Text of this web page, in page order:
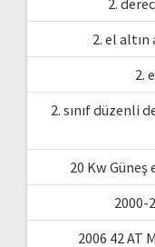
2. el
2.
2. sınıf düzenli
20 Kw
2000-
2006 42 AT